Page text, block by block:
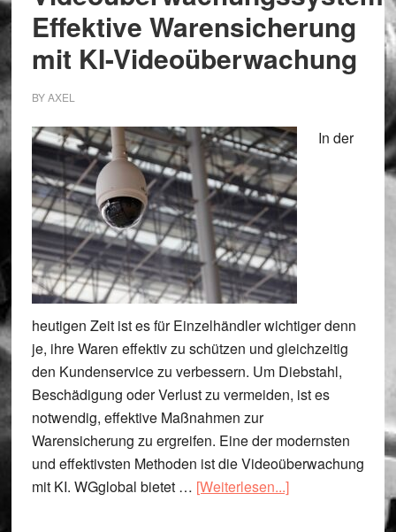
Effektive Warensicherung
mit KI-Videoüberwachung
BYAXEL
In der
heutigen Zeit ist es für Einzelhändler wichtiger denn
je, ihre Waren effektiv zu schützen und gleichzeitig
den Kundenservice zu verbessern. Um Diebstahl,
Beschädigung oder Verlust zu vermeiden, ist es
notwendig, effektive Maßnahmen zur
Warensicherung zu ergreifen. Eine der modernsten
und effektivsten Methoden ist die Videoüberwachung
mit KI. WGglobal bietet … [Weiterlesen...]ÜberWGglobal